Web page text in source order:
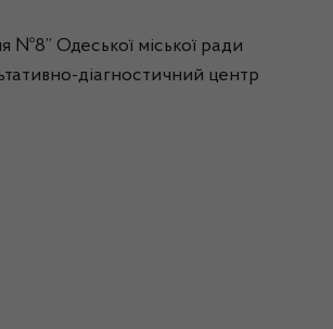
Одеської міської ради
діагностичний центр